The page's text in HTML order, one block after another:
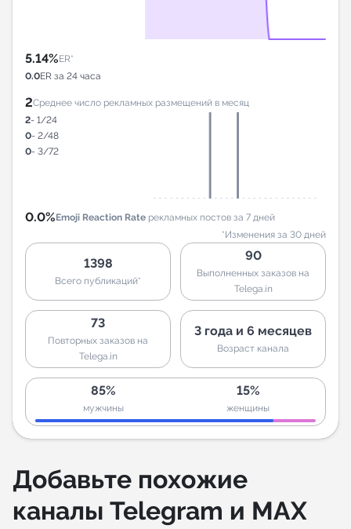
5.14%ER*
0.0ER за 24 часа
2Среднее число рекламных размещений в месяц
2- 1/24
0- 2/48
0- 3/72
0.0%Emoji Reaction Rate рекламных постов за 7 дней
*Изменения за 30 дней
1398
Всего публикаций*
90
Выполненных заказов на
Telega.in
73
Повторных заказов на
Telega.in
3 года и 6 месяцев
Возраст канала
85%
мужчины
15%
женщины
Добавьте похожие
каналы Telegram и MAX